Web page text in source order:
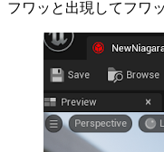
フワッと出現してフワ